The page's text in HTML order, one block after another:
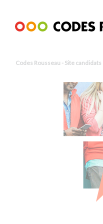
Codes Rousseau - Site candidats